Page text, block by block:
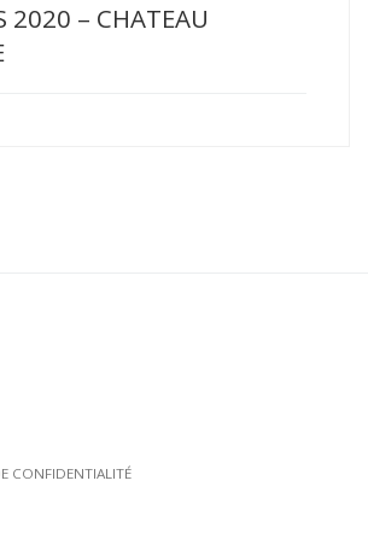
2020 – CHATEAU
CONFIDENTIALITÉ